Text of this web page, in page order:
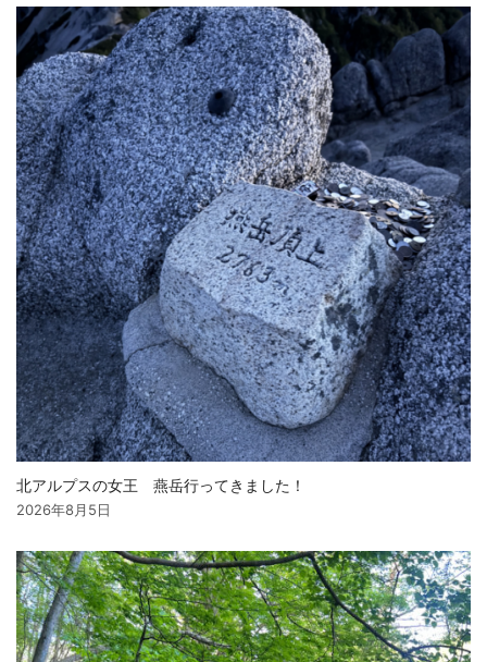
北アルプスの女王 燕岳行ってきました！
2026年8月5日